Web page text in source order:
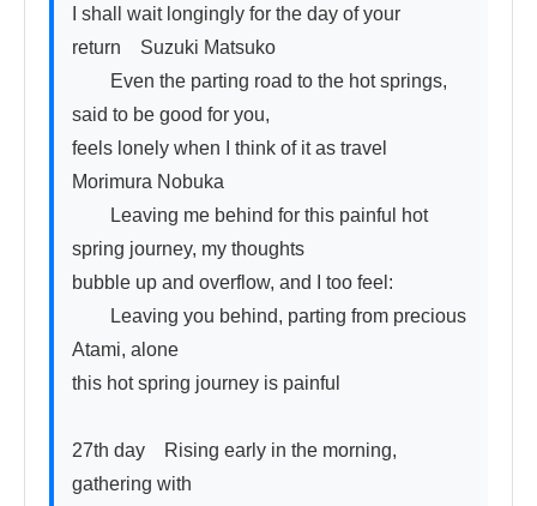
I shall wait longingly for the day of your
return　Suzuki Matsuko
Even the parting road to the hot springs,
said to be good for you,
feels lonely when I think of it as travel
Morimura Nobuka
Leaving me behind for this painful hot
spring journey, my thoughts
bubble up and overflow, and I too feel:
Leaving you behind, parting from precious
Atami, alone
this hot spring journey is painful
27th day　Rising early in the morning,
gathering with